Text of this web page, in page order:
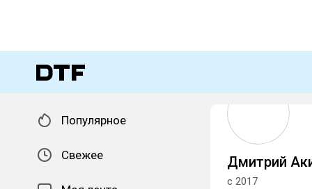
Популярное
Свежее Дмитрий
с 2017